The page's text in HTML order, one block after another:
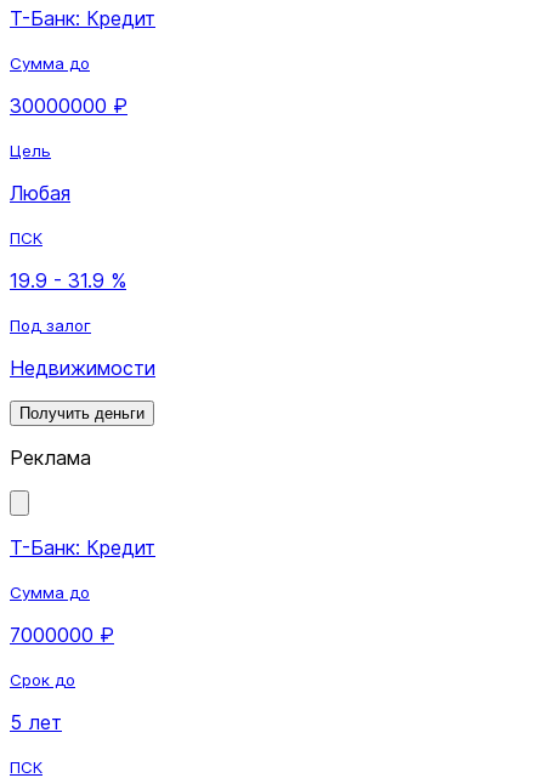
Т-Банк: Кредит
Сумма до
30000000 ₽
Цель
Любая
ПСК
19.9 - 31.9 %
Под залог
Недвижимости
Получить деньги
Реклама
Т-Банк: Кредит
Сумма до
7000000 ₽
Срок до
5 лет
ПСК